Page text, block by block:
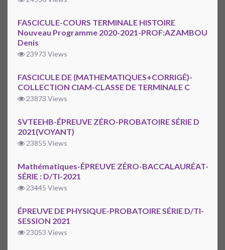
FASCICULE-COURS TERMINALE HISTOIRE
Nouveau Programme 2020-2021-PROF:AZAMBOU
Denis
23973 Views
FASCICULE DE (MATHEMATIQUES+CORRIGÉ)-
COLLECTION CIAM-CLASSE DE TERMINALE C
23873 Views
SVTEEHB-ÉPREUVE ZÉRO-PROBATOIRE SÉRIE D
2021(VOYANT)
23855 Views
Mathématiques-ÉPREUVE ZÉRO-BACCALAURÉAT-
SÉRIE : D/TI-2021
23445 Views
ÉPREUVE DE PHYSIQUE-PROBATOIRE SÉRIE D/TI-
SESSION 2021
23053 Views